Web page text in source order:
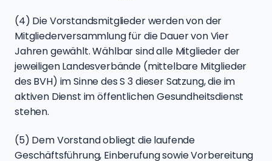
(4) Die Vorstandsmitglieder werden von der
Mitgliederversammlung für die Dauer von Vier
Jahren gewählt. Wählbar sind alle Mitglieder der
jeweiligen Landesverbände (mittelbare Mitglieder
des BVH) im Sinne des S 3 dieser Satzung, die im
aktiven Dienst im öffentlichen Gesundheitsdienst
stehen.
(5) Dem Vorstand obliegt die laufende
Geschäftsführung, Einberufung sowie Vorbereitung